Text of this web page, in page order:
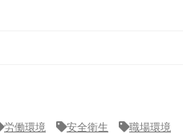
労働環境 安全衛生
職場環境